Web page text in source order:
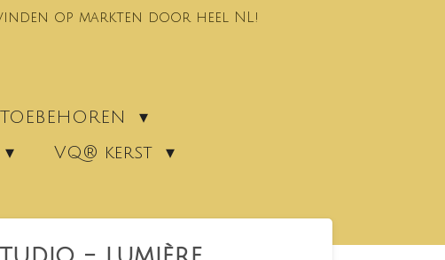
op markten door heel NL!
VQ® kerst